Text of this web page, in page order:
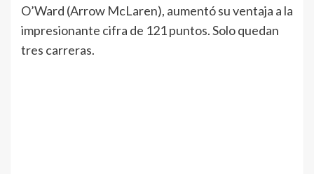
O’Ward (Arrow McLaren), aumentó su ventaja a la
impresionante cifra de 121 puntos. Solo quedan
tres carreras.